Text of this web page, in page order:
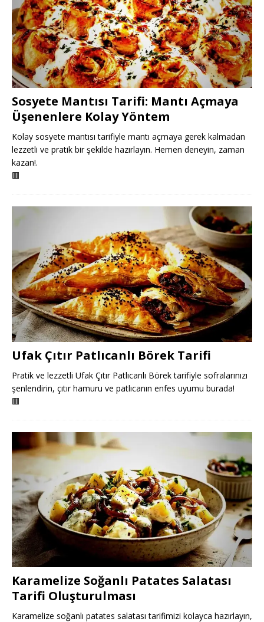
Sosyete Mantısı Tarifi: Mantı Açmaya
Üşenenlere Kolay Yöntem
Kolay sosyete mantısı tarifiyle mantı açmaya gerek kalmadan
lezzetli ve pratik bir şekilde hazırlayın. Hemen deneyin, zaman
kazan!.
🟥
Ufak Çıtır Patlıcanlı Börek Tarifi
Pratik ve lezzetli Ufak Çıtır Patlıcanlı Börek tarifiyle sofralarınızı
şenlendirin, çıtır hamuru ve patlıcanın enfes uyumu burada!
🟥
Karamelize Soğanlı Patates Salatası
Tarifi Oluşturulması
Karamelize soğanlı patates salatası tarifimizi kolayca hazırlayın,